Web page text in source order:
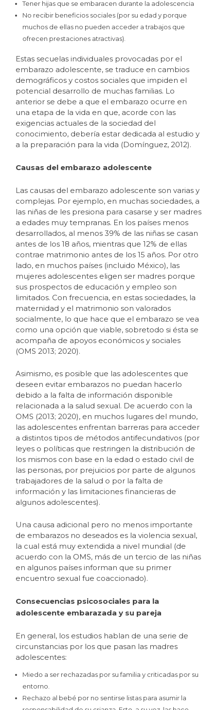
Tener hijas que se embaracen durante la adolescencia
No recibir beneficios sociales (por su edad y porque
muchos de ellas no pueden acceder a trabajos que
ofrecen prestaciones atractivas).
Estas secuelas individuales provocadas por el
embarazo adolescente, se traduce en cambios
demográficos y costos sociales que impiden el
potencial desarrollo de muchas familias. Lo
anterior se debe a que el embarazo ocurre en
una etapa de la vida en que, acorde con las
exigencias actuales de la sociedad del
conocimiento, debería estar dedicada al estudio y
a la preparación para la vida (Domínguez, 2012).
Causas del embarazo adolescente
Las causas del embarazo adolescente son varias y
complejas. Por ejemplo, en muchas sociedades, a
las niñas de les presiona para casarse y ser madres
a edades muy tempranas. En los países menos
desarrollados, al menos 39% de las niñas se casan
antes de los 18 años, mientras que 12% de ellas
contrae matrimonio antes de los 15 años. Por otro
lado, en muchos países (incluido México), las
mujeres adolescentes eligen ser madres porque
sus prospectos de educación y empleo son
limitados. Con frecuencia, en estas sociedades, la
maternidad y el matrimonio son valorados
socialmente, lo que hace que el embarazo se vea
como una opción que viable, sobretodo si ésta se
acompaña de apoyos económicos y sociales
(OMS 2013; 2020).
Asimismo, es posible que las adolescentes que
deseen evitar embarazos no puedan hacerlo
debido a la falta de información disponible
relacionada a la salud sexual. De acuerdo con la
OMS (2013; 2020), en muchos lugares del mundo,
las adolescentes enfrentan barreras para acceder
a distintos tipos de métodos antifecundativos (por
leyes o políticas que restringen la distribución de
los mismos con base en la edad o estado civil de
las personas, por prejuicios por parte de algunos
trabajadores de la salud o por la falta de
información y las limitaciones financieras de
algunos adolescentes).
Una causa adicional pero no menos importante
de embarazos no deseados es la violencia sexual,
la cual está muy extendida a nivel mundial (de
acuerdo con la OMS, más de un tercio de las niñas
en algunos países informan que su primer
encuentro sexual fue coaccionado).
Consecuencias psicosociales para la
adolescente embarazada y su pareja
En general, los estudios hablan de una serie de
circunstancias por los que pasan las madres
adolescentes:
Miedo a ser rechazadas por su familia y criticadas por su
entorno.
Rechazo al bebé por no sentirse listas para asumir la